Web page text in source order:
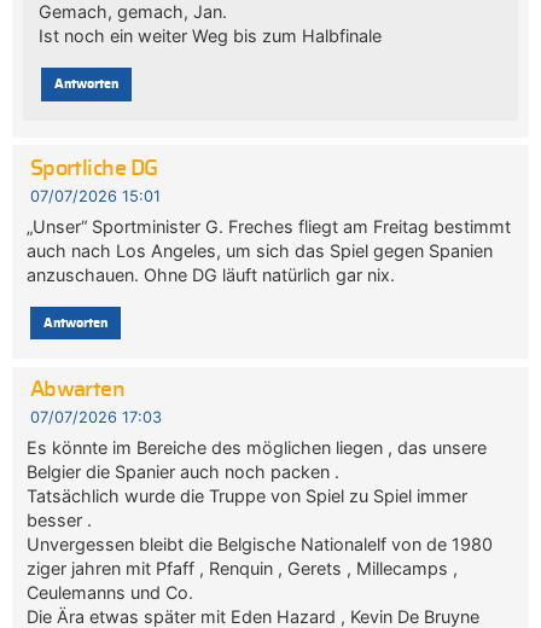
Gemach, gemach, Jan.
Ist noch ein weiter Weg bis zum Halbfinale
Antworten
Sportliche DG
07/07/2026 15:01
„Unser“ Sportminister G. Freches fliegt am Freitag bestimmt
auch nach Los Angeles, um sich das Spiel gegen Spanien
anzuschauen. Ohne DG läuft natürlich gar nix.
Antworten
Abwarten
07/07/2026 17:03
Es könnte im Bereiche des möglichen liegen , das unsere
Belgier die Spanier auch noch packen .
Tatsächlich wurde die Truppe von Spiel zu Spiel immer
besser .
Unvergessen bleibt die Belgische Nationalelf von de 1980
ziger jahren mit Pfaff , Renquin , Gerets , Millecamps ,
Ceulemanns und Co.
Die Ära etwas später mit Eden Hazard , Kevin De Bruyne